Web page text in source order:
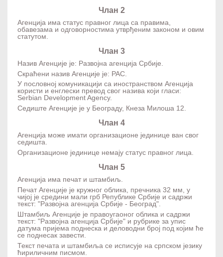
Члан 2
Агенција има статус правног лица са правима,
обавезама и одговорностима утврђеним законом и овим
статутом.
Члан 3
Назив Агенције је: Развојна агенција Србије.
Скраћени назив Агенције је: РАС.
У пословној комуникацији са иностранством Агенција
користи и енглески превод свог назива који гласи:
Serbian Development Agency.
Седиште Агенције је у Београду, Кнеза Милоша 12.
Члан 4
Агенција може имати организационе јединице ван свог
седишта.
Организационе јединице немају статус правног лица.
Члан 5
Агенција има печат и штамбиљ.
Печат Агенције је кружног облика, пречника 32 мм, у
чијој је средини мали грб Републике Србије и садржи
текст: "Развојна агенција Србије - Београд".
Штамбиљ Агенције је правоугаоног облика и садржи
текст: "Развојна агенција Србије" и рубрике за упис
датума пријема поднеска и деловодни број под којим ће
се поднесак завести.
Текст печата и штамбиља се исписује на српском језику
ћириличним писмом.